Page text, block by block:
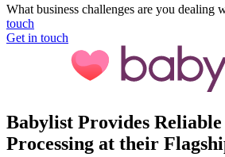
What business challenges are you dealing
touch
Get in touch
Babylist Provides
Processing at their